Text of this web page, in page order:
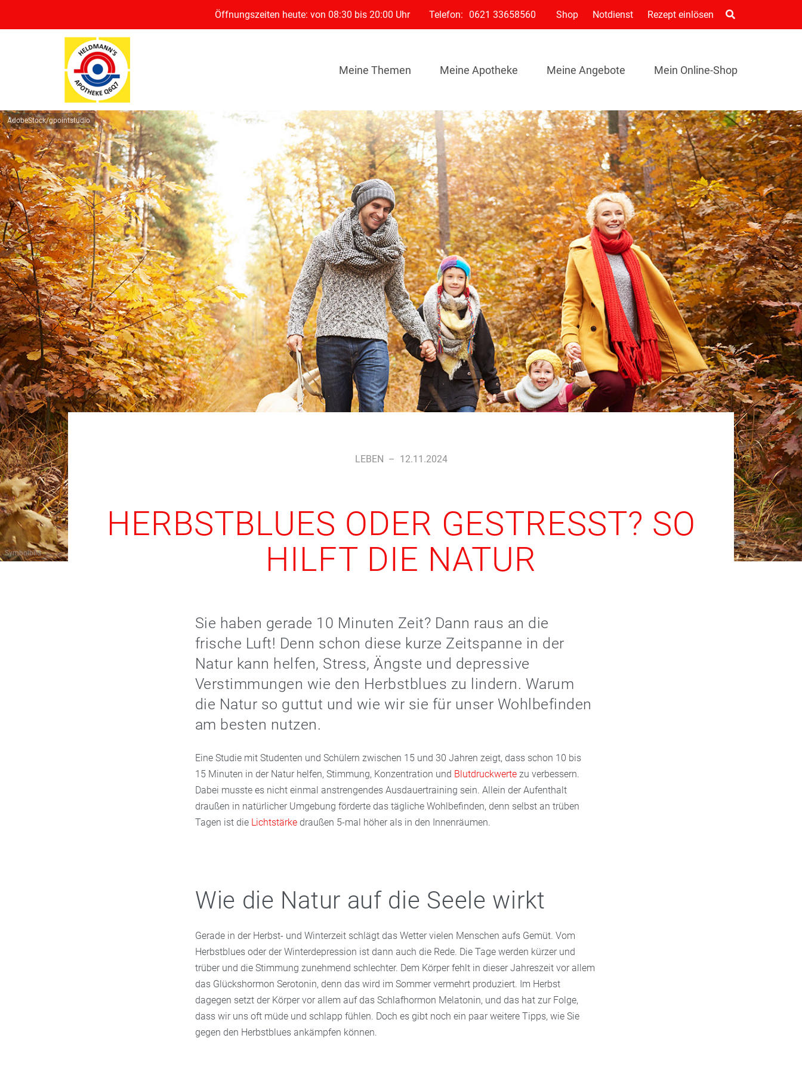
Öffnungszeiten heute: von 08:30 bis 20:00 Uhr Telefon: 0621 33658560 Shop Notdienst Rezept einlösen
Meine Themen Meine Apotheke Meine Angebote Mein Online-Shop
AdobeStock/gpointstudio
Symbolbild
LEBEN – 12.11.2024
HERBSTBLUES ODER GESTRESST? SO
HILFT DIE NATUR
Sie haben gerade 10 Minuten Zeit? Dann raus an die
frische Luft! Denn schon diese kurze Zeitspanne in der
Natur kann helfen, Stress, Ängste und depressive
Verstimmungen wie den Herbstblues zu lindern. Warum
die Natur so guttut und wie wir sie für unser Wohlbefinden
am besten nutzen.
Eine Studie mit Studenten und Schülern zwischen 15 und 30 Jahren zeigt, dass schon 10 bis
15 Minuten in der Natur helfen, Stimmung, Konzentration und Blutdruckwertezu verbessern.
Dabei musste es nicht einmal anstrengendes Ausdauertraining sein. Allein der Aufenthalt
draußen in natürlicher Umgebung förderte das tägliche Wohlbefinden, denn selbst an trüben
Tagen ist die Lichtstärkedraußen 5-mal höher als in den Innenräumen.
Wie die Natur auf die Seele wirkt
Gerade in der Herbst- und Winterzeit schlägt das Wetter vielen Menschen aufs Gemüt. Vom
Herbstblues oder der Winterdepression ist dann auch die Rede. Die Tage werden kürzer und
trüber und die Stimmung zunehmend schlechter. Dem Körper fehlt in dieser Jahreszeit vor allem
das Glückshormon Serotonin, denn das wird im Sommer vermehrt produziert. Im Herbst
dagegen setzt der Körper vor allem auf das Schlafhormon Melatonin, und das hat zur Folge,
dass wir uns oft müde und schlapp fühlen. Doch es gibt noch ein paar weitere Tipps, wie Sie
gegen den Herbstblues ankämpfen können.